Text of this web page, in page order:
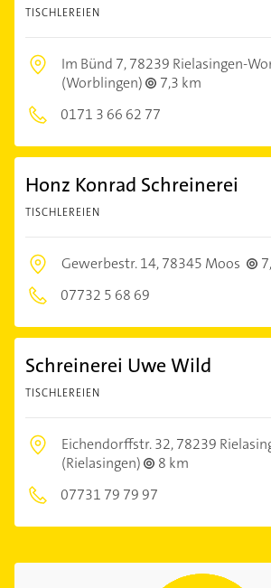
TISCHLEREIEN
Im Bünd 7,78239 Rielasingen-
(Worblingen)
7,3 km
0171 3 66 62 77
Honz Konrad Schreinerei
TISCHLEREIEN
Gewerbestr. 14,78345 Moos
07732 5 68 69
Schreinerei Uwe Wild
TISCHLEREIEN
Eichendorffstr. 32,78239
(Rielasingen)
8 km
07731 79 79 97